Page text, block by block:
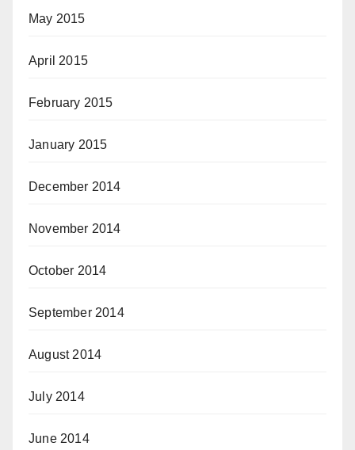
May 2015
April 2015
February 2015
January 2015
December 2014
November 2014
October 2014
September 2014
August 2014
July 2014
June 2014